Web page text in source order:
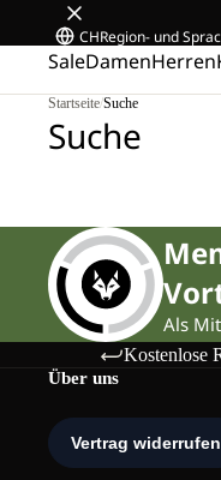
CHRegion- und
SaleDamenHerren
Startseite/Suche
Suche
Als
Kostenlose
Über uns